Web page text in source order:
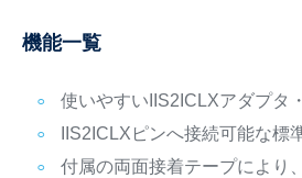
機能一覧
使いやすいIIS2ICLXアダプタ
IIS2ICLXピンへ接続可能な標
付属の両面接着テープにより